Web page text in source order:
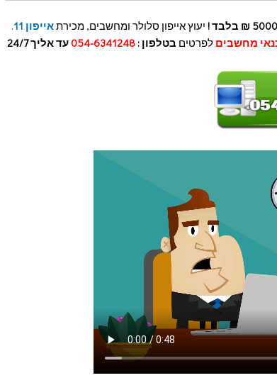
5000 ₪ בלבד ! יעוץ אייפון סלולר ומחשבים, מכירתאייפון 11
.
מחשבים לפרטים בטלפון : 054-6341248 עד אליך 24/7